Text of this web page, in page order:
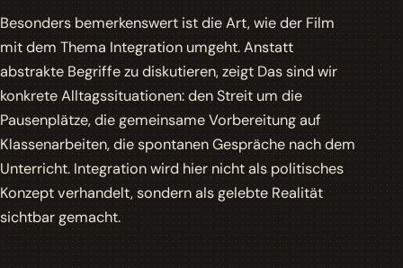
Besonders bemerkenswert ist die Art, wie der Film
mit dem Thema Integration umgeht. Anstatt
abstrakte Begriffe zu diskutieren, zeigtDas sind wir
konkrete Alltagssituationen: den Streit um die
Pausenplätze, die gemeinsame Vorbereitung auf
Klassenarbeiten, die spontanen Gespräche nach dem
Unterricht. Integration wird hier nicht als politisches
Konzept verhandelt, sondern als gelebte Realität
sichtbar gemacht.